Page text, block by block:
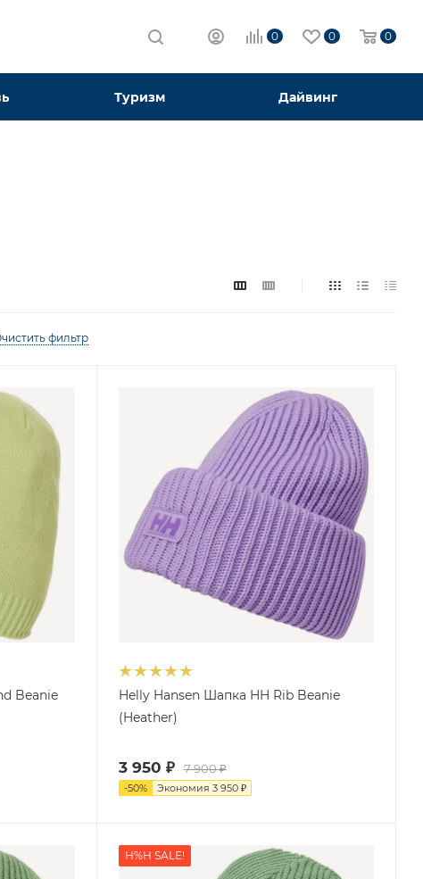
0 0 0
Туризм Дайвинг
фильтр
Beanie
Helly Hansen Шапка HH Rib Beanie
(Heather)
3 950 ₽ 7 900₽
-50% Экономия 3 950₽
H%H SALE!